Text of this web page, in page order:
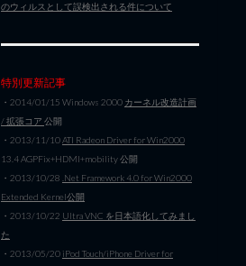
のウィルスとして誤検出される件について
特別更新記事
・2014/01/15 Windows 2000 カーネル改造計画
/ 拡張コア 公開
・2013/11/10ATI Radeon Driver for Win2000
13.4 AGPFix+HDMI+mobility 公開
・2013/10/28 .Net Framework 4.0 for Win2000
Extended Kernel公開
・2013/10/22 Ultra VNC を日本語化してみまし
た
・2013/05/20 iPod Touch/iPhone Driver for